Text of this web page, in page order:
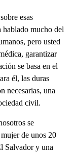
esas
hablado mucho del
pero usted
garantizar
se basa en el
él, las duras
necesarias, una
civil.
se
de unos 20
Salvador y una